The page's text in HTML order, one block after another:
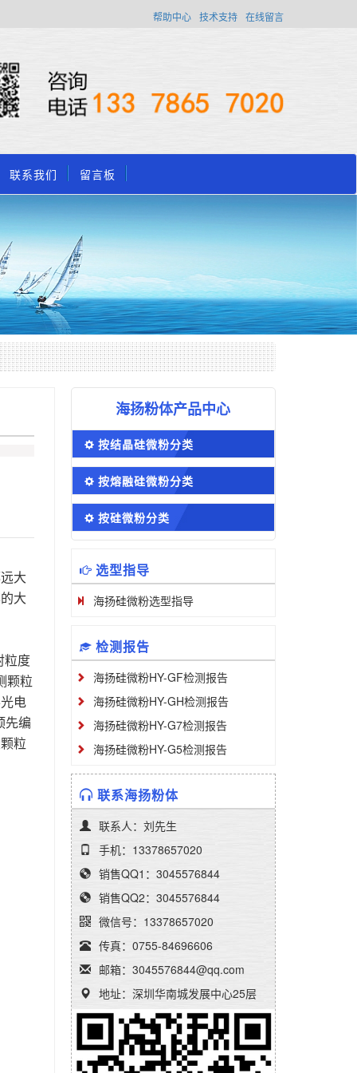
帮助中心 技术支持 在线留言
联系我们 留言板
大
大
粒度
颗粒
电
先编
粒
海扬粉体产品中心
按结晶硅微粉分类
按熔融硅微粉分类
按硅微粉分类
选型指导
海扬硅微粉选型指导
检测报告
海扬硅微粉HY-GF检测报告
海扬硅微粉HY-GH检测报告
海扬硅微粉HY-G7检测报告
海扬硅微粉HY-G5检测报告
联系海扬粉体
联系人：刘先生
手机：13378657020
销售QQ1：3045576844
销售QQ2：3045576844
微信号：13378657020
传真：0755-84696606
邮箱：3045576844@qq.com
地址：深圳华南城发展中心25层